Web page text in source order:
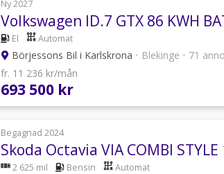
Ny 2027
Volkswagen ID.7 GTX 86 KWH
El Automat
Börjessons Bil i Karlskrona • Blekinge • 71
fr. 11 236 kr/mån
693 500 kr
Begagnad 2024
Skoda Octavia VIA COMBI
2 625 mil Bensin Automat